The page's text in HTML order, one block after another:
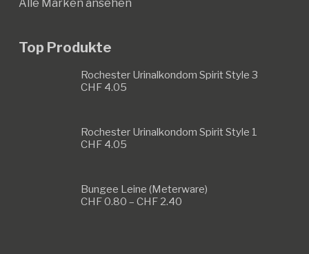
Alle Marken ansehen
Top Produkte
Rochester Urinalkondom Spirit Style 3
CHF4.05
Rochester Urinalkondom Spirit Style 1
CHF4.05
Bungee Leine (Meterware)
CHF0.80 – CHF2.40Preisspanne: